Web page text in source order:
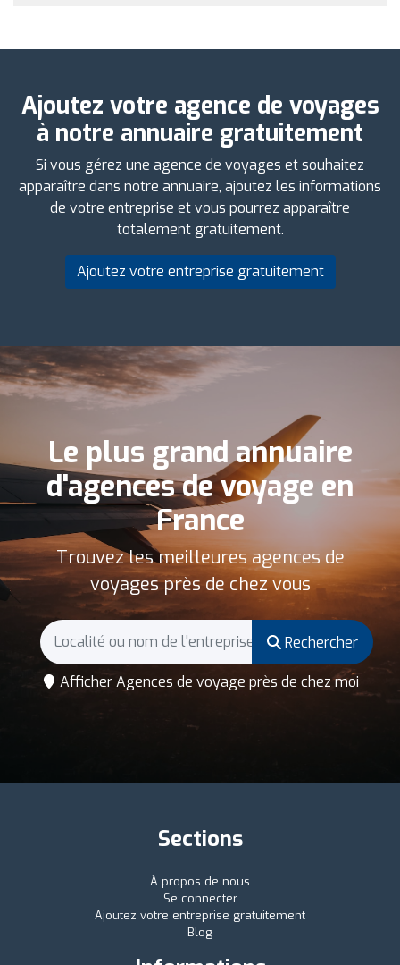
Ajoutez votre agence de voyages
à notre annuaire gratuitement
Si vous gérez une agence de voyages et souhaitez
apparaître dans notre annuaire, ajoutez les informations
de votre entreprise et vous pourrez apparaître
totalement gratuitement.
Ajoutez votre entreprise gratuitement
Le plus grand annuaire
d'agences de voyage en
France
Trouvez les meilleures agences de
voyages près de chez vous
Rechercher
Afficher Agences de voyage près de chez moi
Sections
À propos de nous
Se connecter
Ajoutez votre entreprise gratuitement
Blog